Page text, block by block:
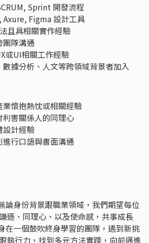
Sprint 開發流程
Axure, Figma 設計工具
且具相關實作經驗
團隊溝通
或UI相關工作經驗
據分析、人文等跨領域背景者加入
懷抱熱忱或相關經驗
利害關係人的同理心
設計經驗
進行口語與書面溝通
論身份背景跟職業領域，我們期望每位
遜、同理心、以及使命感，共事成長
在一個鼓吹終身學習的團隊，遇到新挑
執行力，找到多元方法實踐，向前邁進